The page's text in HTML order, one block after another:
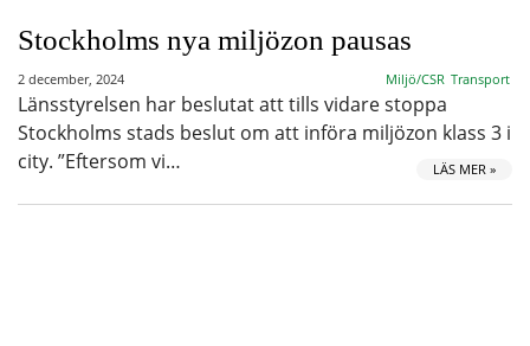
Stockholms nya miljözon pausas
2 december, 2024 Miljö/CSR Transport
Länsstyrelsen har beslutat att tills vidare stoppa
Stockholms stads beslut om att införa miljözon klass 3 i
city. ”Eftersom vi…
LÄS MER »